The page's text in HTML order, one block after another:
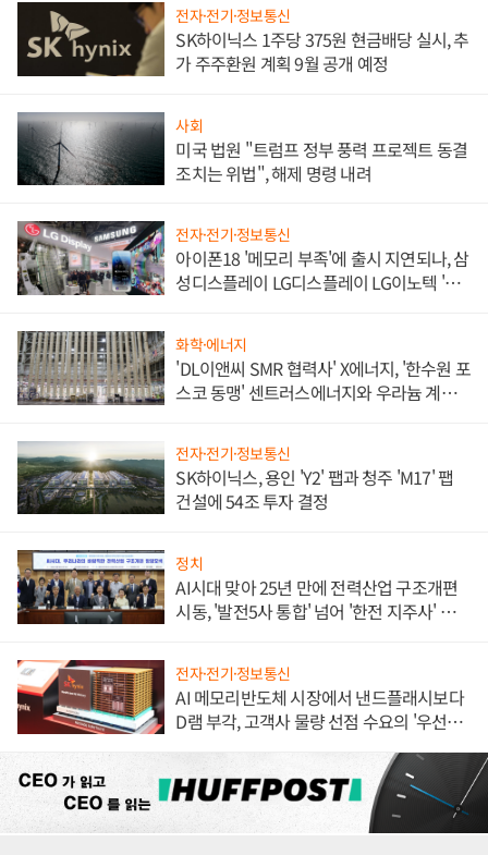
전자·전기·정보통신
SK하이닉스 1주당 375원 현금배당 실시, 추
가 주주환원 계획 9월 공개 예정
사회
미국 법원 "트럼프 정부 풍력 프로젝트 동결
조치는 위법", 해제 명령 내려
전자·전기·정보통신
아이폰18 '메모리 부족'에 출시 지연되나, 삼
성디스플레이 LG디스플레이 LG이노텍 '탈
화학·에너지
'DL이앤씨 SMR 협력사' X에너지, '한수원 포
스코 동맹' 센트러스에너지와 우라늄 계약
전자·전기·정보통신
SK하이닉스, 용인 'Y2' 팹과 청주 'M17' 팹
건설에 54조 투자 결정
정치
AI시대 맞아 25년 만에 전력산업 구조개편
시동, '발전5사 통합' 넘어 '한전 지주사' 재편
전자·전기·정보통신
AI 메모리반도체 시장에서 낸드플래시보다
D램 부각, 고객사 물량 선점 수요의 '우선순